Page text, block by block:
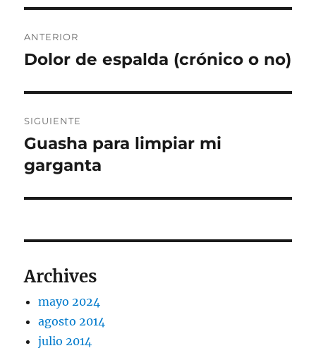
de
ANTERIOR
Entrada
Dolor de espalda (crónico o no)
SIGUIENTE
Entrada
siguiente:
Guasha para limpiar mi
garganta
Archives
mayo 2024
agosto 2014
julio 2014